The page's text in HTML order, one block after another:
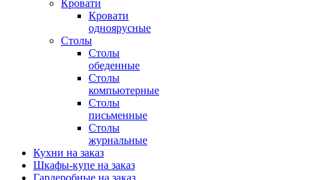
Кровати
Кровати
одноярусные
Столы
Столы
обеденные
Столы
компьютерные
Столы
письменные
Столы
журнальные
Кухни на заказ
Шкафы-купе на заказ
Гардеробные на заказ